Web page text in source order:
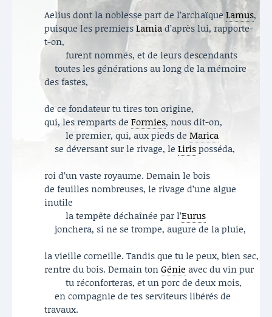
Aelius dont la noblesse part de l’archaïqueLamus,
puisque les premiersLamiad’après lui, rapporte-
t-on,
furent nommés, et de leurs descendants
toutes les générations au long de la mémoire
des fastes,
de ce fondateur tu tires ton origine,
qui, les remparts de Formies, nous dit-on,
le premier, qui, aux pieds de Marica
se déversant sur le rivage, leLirisposséda,
roi d’un vaste royaume. Demain le bois
de feuilles nombreuses, le rivage d’une algue
inutile
la tempête déchaînée par l’Eurus
jonchera, si ne se trompe, augure de la pluie,
la vieille corneille. Tandis que tu le peux, bien sec,
rentre du bois. Demain tonGénie avec du vin pur
tu réconforteras, et un porc de deux mois,
en compagnie de tes serviteurs libérés de
travaux.